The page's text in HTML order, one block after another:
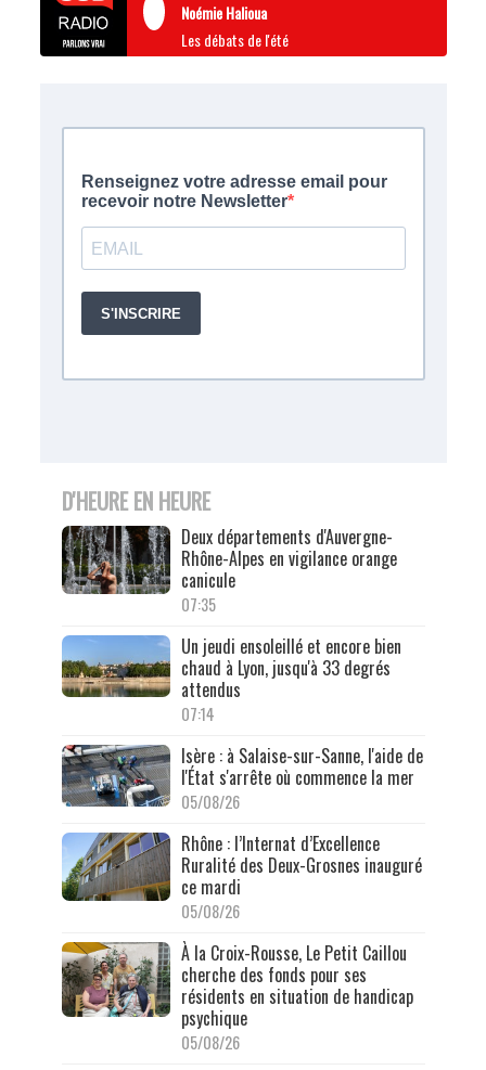
Noémie Halioua
Les débats de l'été
D'HEURE EN HEURE
Deux départements d'Auvergne-
Rhône-Alpes en vigilance orange
canicule
07:35
Un jeudi ensoleillé et encore bien
chaud à Lyon, jusqu'à 33 degrés
attendus
07:14
Isère : à Salaise-sur-Sanne, l'aide de
l'État s'arrête où commence la mer
05/08/26
Rhône : l’Internat d’Excellence
Ruralité des Deux-Grosnes inauguré
ce mardi
05/08/26
À la Croix-Rousse, Le Petit Caillou
cherche des fonds pour ses
résidents en situation de handicap
psychique
05/08/26